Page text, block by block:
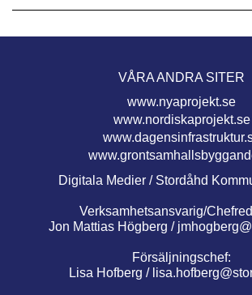
VÅRA ANDRA SITER
www.nyaprojekt.se
www.nordiskaprojekt.se
Digitala Medier / Stordåhd
Verksamhetsansvarig/
Jon Mattias Högberg /
Försäljningschef:
Lisa Hofberg /